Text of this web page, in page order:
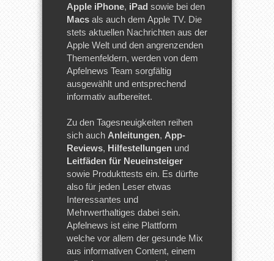
Apple iPhone, iPad sowie bei den
Macs als auch dem Apple TV. Die
stets aktuellen Nachrichten aus der
Apple Welt und den angrenzenden
Themenfeldern, werden von dem
Apfelnews Team sorgfältig
ausgewählt und entsprechend
informativ aufbereitet.
Zu den Tagesneuigkeiten reihen
sich auch Anleitungen, App-
Reviews, Hilfestellungen und
Leitfäden für Neueinsteiger
sowie Produkttests ein. Es dürfte
also für jeden Leser etwas
Interessantes und
Mehrwerthaltiges dabei sein.
Apfelnews ist eine Plattform
welche vor allem der gesunde Mix
aus informativen Content, einem